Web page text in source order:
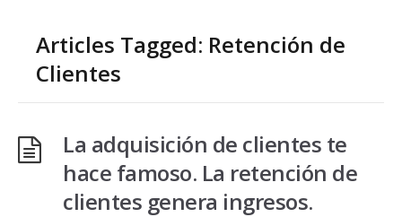
Articles Tagged: Retención de
Clientes
La adquisición de clientes te
hace famoso. La retención de
clientes genera ingresos.